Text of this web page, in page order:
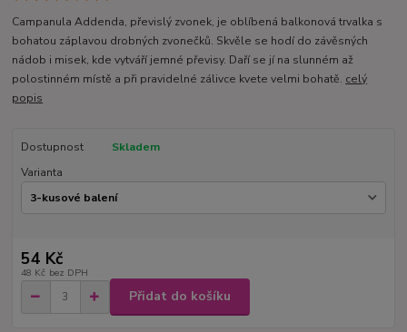
Campanula Addenda, převislý zvonek, je oblíbená balkonová trvalka s
bohatou záplavou drobných zvonečků. Skvěle se hodí do závěsných
nádob i misek, kde vytváří jemné převisy. Daří se jí na slunném až
polostinném místě a při pravidelné zálivce kvete velmi bohatě. celý
popis
Dostupnost
Skladem
Varianta
54 Kč
48 Kč bez DPH
Přidat do košíku